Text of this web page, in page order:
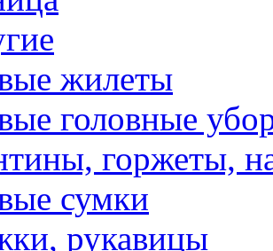
жилеты
головные
горжеты,
сумки
рукавицы